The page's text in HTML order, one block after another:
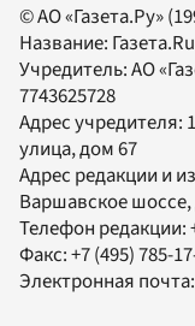
© АО «Газета.Ру»
Название: Газета.Ru
Учредитель:АО
7743625728
Адрес учредителя:
улица, дом 67
Адрес редакции и
Варшавское шоссе,
Телефон редакции:
Факс:+7 (495) 785-
Электронная почта: